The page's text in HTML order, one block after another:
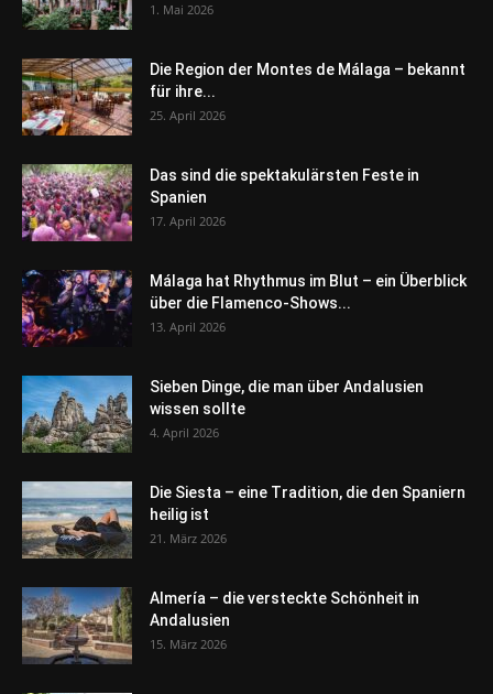
1. Mai 2026
Die Region der Montes de Málaga – bekannt
für ihre...
25. April 2026
Das sind die spektakulärsten Feste in
Spanien
17. April 2026
Málaga hat Rhythmus im Blut – ein Überblick
über die Flamenco-Shows...
13. April 2026
Sieben Dinge, die man über Andalusien
wissen sollte
4. April 2026
Die Siesta – eine Tradition, die den Spaniern
heilig ist
21. März 2026
Almería – die versteckte Schönheit in
Andalusien
15. März 2026